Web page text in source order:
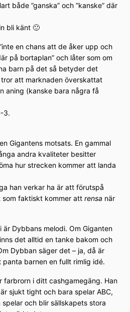
både ”ganska” och ”kanske” där
bli känt 🙂
en chans att de åker upp och
på bortaplan” och låter som om
barn på det så betyder det
att marknaden överskattat
aning (kanske bara några få
3.
Gigantens motsats. En gammal
andra kvaliteter besitter
hur strecken kommer att landa
han verkar ha är att förutspå
faktiskt kommer att rensa när
Dybbans melodi. Om Giganten
det alltid en tanke bakom och
Dybban säger det – ja, då är
barnen en fullt rimlig idé.
farbrorn i ditt cashgamegäng. Han
sjukt tight och bara spelar ABC,
och blir sällskapets stora